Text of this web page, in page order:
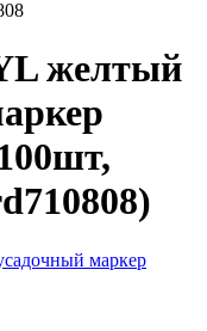
желтый
)